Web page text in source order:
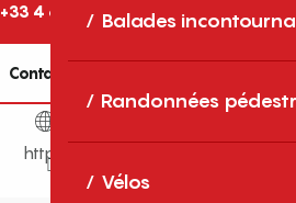
Balades
Randonnées
Vélos
+33 4 68 86 72 ▒▒
Contactez-nous
http(s)